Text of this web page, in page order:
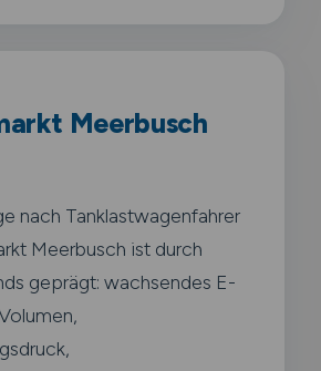
Meerbusch
nach Tanklastwagenfahrer
Meerbusch ist durch
geprägt: wachsendes E-